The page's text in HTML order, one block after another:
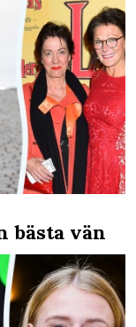
bästa vän